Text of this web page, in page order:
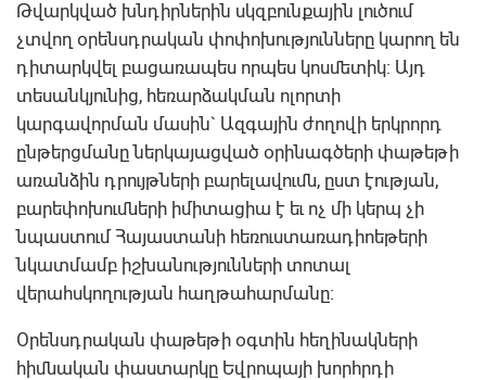
Թվարկված խնդիրներին սկզբունքային լուծում
չտվող օրենսդրական փոփոխությունները կարող են
դիտարկվել բացառապես որպես կոսմետիկ: Այդ
տեսանկյունից, հեռարձակման ոլորտի
կարգավորման մասին` Ազգային ժողովի երկրորդ
ընթերցմանը ներկայացված օրինագծերի փաթեթի
առանձին դրույթների բարելավումն, ըստ էության,
բարեփոխումների իմիտացիա է եւ ոչ մի կերպ չի
նպաստում Հայաստանի հեռուստառադիոեթերի
նկատմամբ իշխանությունների տոտալ
վերահսկողության հաղթահարմանը:
Օրենսդրական փաթեթի օգտին հեղինակների
հիմնական փաստարկը Եվրոպայի խորհրդի